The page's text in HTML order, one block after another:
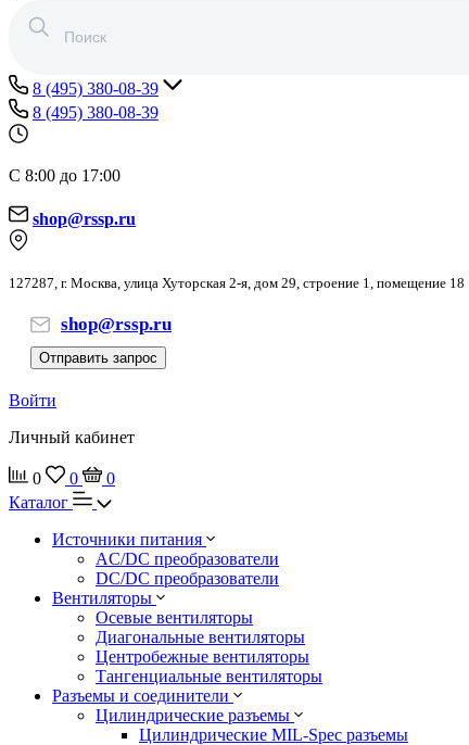
8 (495) 380-08-39
8 (495) 380-08-39
С 8:00 до 17:00
shop@rssp.ru
127287, г. Москва, улица Хуторская 2-я, дом 29, строение 1, помещение 18
shop@rssp.ru
Отправить запрос
Войти
Личный кабинет
0 0
0
Каталог
Источники питания
AC/DC преобразователи
DC/DC преобразователи
Вентиляторы
Осевые вентиляторы
Диагональные вентиляторы
Центробежные вентиляторы
Тангенциальные вентиляторы
Разъемы и соединители
Цилиндрические разъемы
Цилиндрические MIL-Spec разъемы